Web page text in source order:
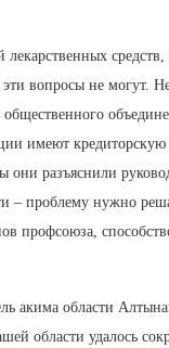
средств,
вопросы не могут.
имеют
они разъяснили
– проблему нужно
профсоюза,
акима области
области удалось